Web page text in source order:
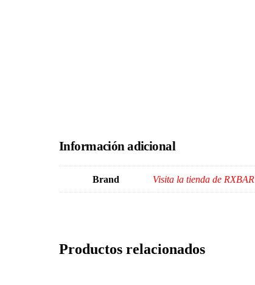
Información adicional
Brand Visita la tienda de RXBAR
Productos relacionados